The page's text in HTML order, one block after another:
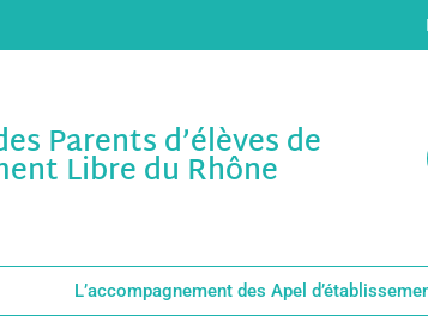
Parents d’élèves de
Libre du Rhône
L’accompagnement des Apel